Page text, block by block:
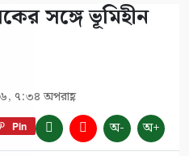
সঙ্গে ভূমিহীন
৭:৩৪ অপরাহ্ণ
Pin অ- অ+